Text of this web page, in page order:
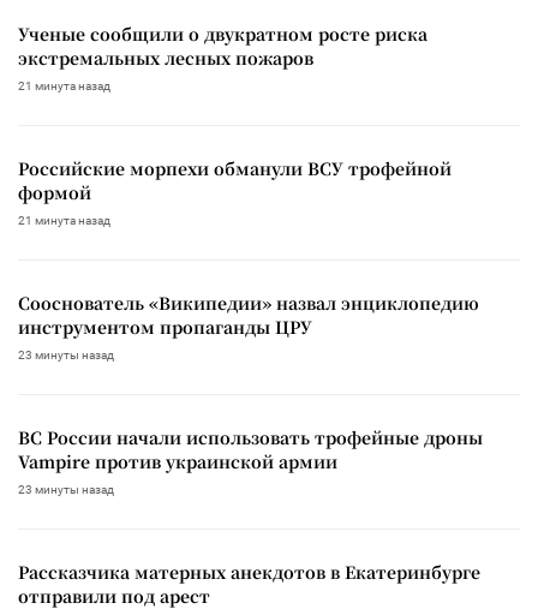
Ученые сообщили о двукратном росте риска
экстремальных лесных пожаров
21 минута назад
Российские морпехи обманули ВСУ трофейной
формой
21 минута назад
Сооснователь «Википедии» назвал энциклопедию
инструментом пропаганды ЦРУ
23 минуты назад
ВС России начали использовать трофейные дроны
Vampire против украинской армии
23 минуты назад
Рассказчика матерных анекдотов в Екатеринбурге
отправили под арест